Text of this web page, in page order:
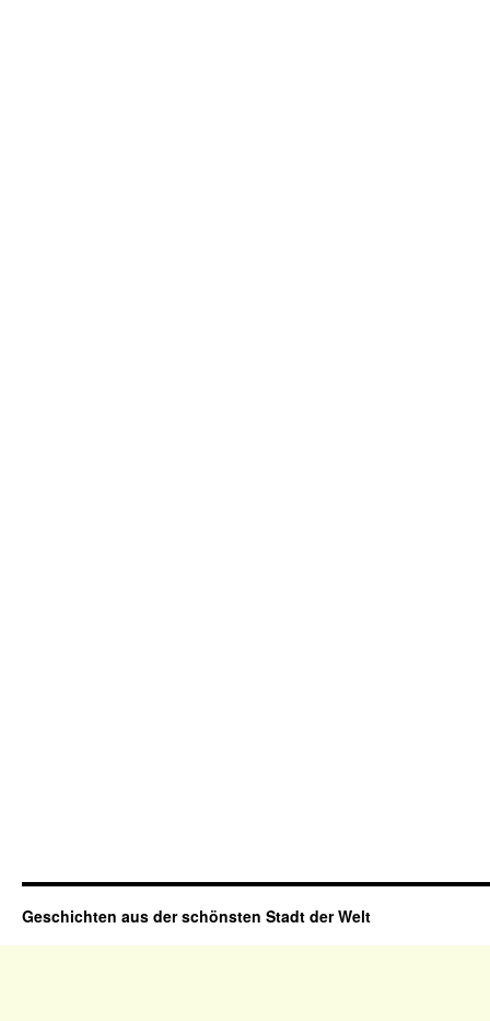
Geschichten aus der schönsten Stadt der Welt